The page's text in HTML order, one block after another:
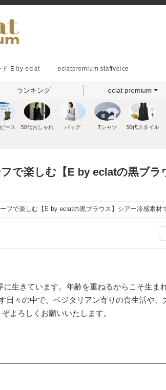
ド E by eclat eclatpremium staffvoice
ランキング eclat premium
ース 50代おしゃれ バッグ Tシャツ 50代スタイル
で楽しむ【E by eclatの黒ブラ
フで楽しむ【E by eclatの黒ブラウス】シアー冷感素材
生きています。年齢を重ねるからこそ生ま
々の中で、ベジタリアン寄りの食生活や、
よろしくお願いいたします。